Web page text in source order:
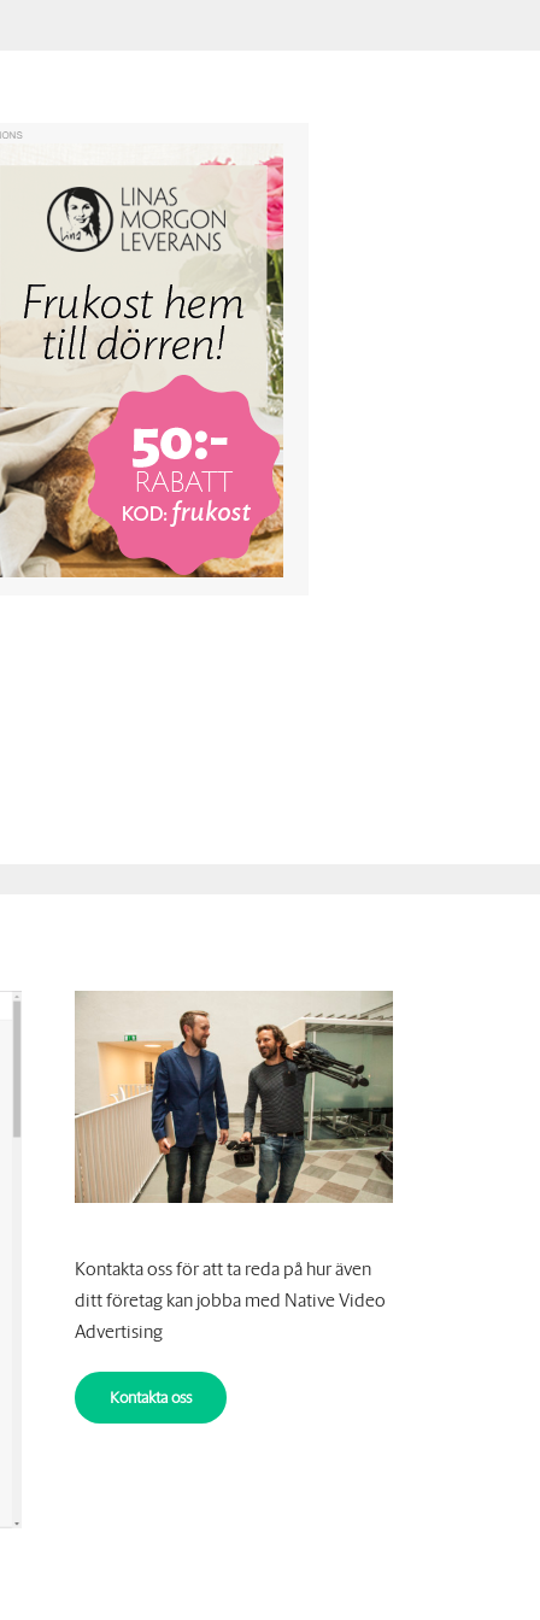
Kontakta oss för att ta reda på hur även
ditt företag kan jobba med Native Video
Advertising
Kontakta oss